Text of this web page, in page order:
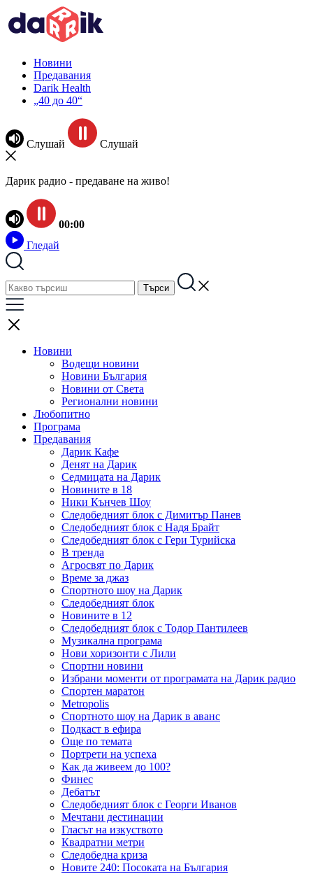
Новини
Предавания
Darik Health
„40 до 40“
Слушай Слушай
Дарик радио - предаване на живо!
00:00
Гледай
Новини
Водещи новини
Новини България
Новини от Света
Регионални новини
Любопитно
Програма
Предавания
Дарик Кафе
Денят на Дарик
Седмицата на Дарик
Новините в 18
Ники Кънчев Шоу
Следобедният блок с Димитър Панев
Следобедният блок с Надя Брайт
Следобедният блок с Гери Турийска
В тренда
Агросвят по Дарик
Време за джаз
Спортното шоу на Дарик
Следобедният блок
Новините в 12
Следобедният блок с Тодор Пантилеев
Музикална програма
Нови хоризонти с Лили
Спортни новини
Избрани моменти от програмата на Дарик радио
Спортен маратон
Metropolis
Спортното шоу на Дарик в аванс
Подкаст в ефира
Още по темата
Портрети на успеха
Как да живеем до 100?
Финес
Дебатът
Следобедният блок с Георги Иванов
Мечтани дестинации
Гласът на изкуството
Квадратни метри
Следобедна криза
Новите 240: Посоката на България